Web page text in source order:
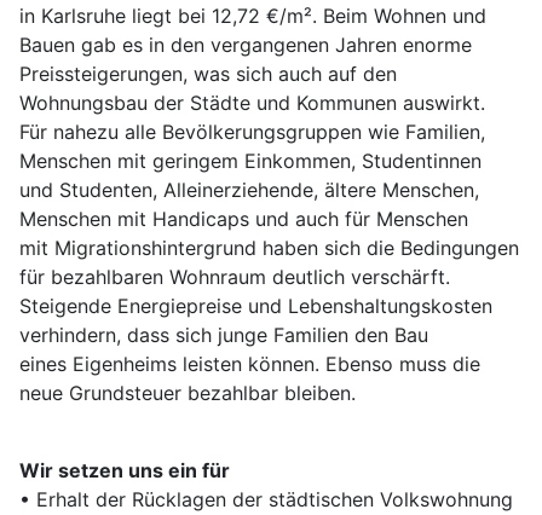
in Karlsruhe liegt bei 12,72 €/m². Beim Wohnen und
Bauen gab es in den vergangenen Jahren enorme
Preissteigerungen, was sich auch auf den
Wohnungsbau der Städte und Kommunen auswirkt.
Für nahezu alle Bevölkerungsgruppen wie Familien,
Menschen mit geringem Einkommen, Studentinnen
und Studenten, Alleinerziehende, ältere Menschen,
Menschen mit Handicaps und auch für Menschen
mit Migrationshintergrund haben sich die Bedingungen
für bezahlbaren Wohnraum deutlich verschärft.
Steigende Energiepreise und Lebenshaltungskosten
verhindern, dass sich junge Familien den Bau
eines Eigenheims leisten können. Ebenso muss die
neue Grundsteuer bezahlbar bleiben.
Wir setzen uns ein für
• Erhalt der Rücklagen der städtischen Volkswohnung